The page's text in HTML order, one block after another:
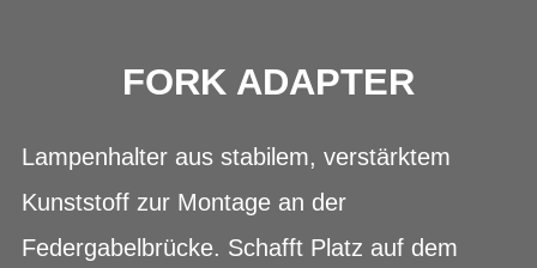
FORK ADAPTER
Lampenhalter aus stabilem, verstärktem
Kunststoff zur Montage an der
Federgabelbrücke. Schafft Platz auf dem